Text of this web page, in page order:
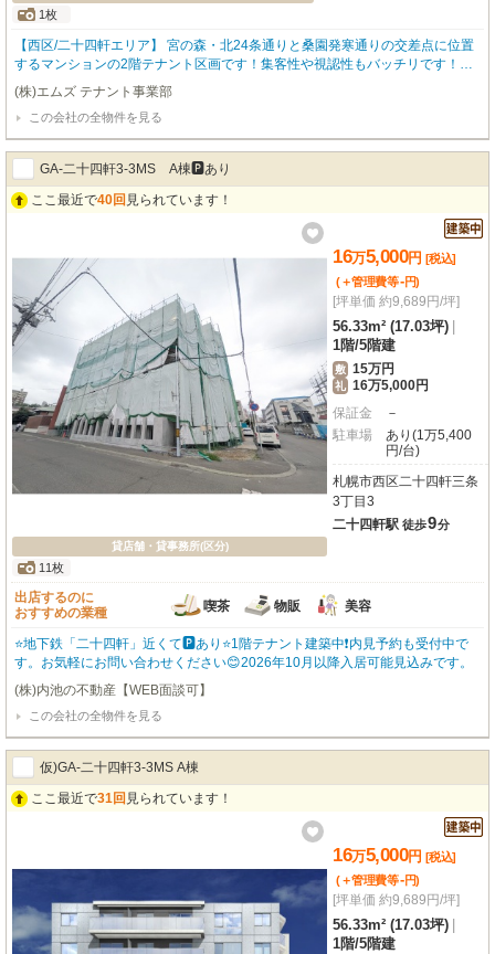
1枚
【西区/二十四軒エリア】 宮の森・北24条通りと桑園発寒通りの交差点に位置
するマンションの2階テナント区画です！集客性や視認性もバッチリです！事
務所や店舗に最適です。お気軽にお問合せ下さい！
(株)エムズ テナント事業部
この会社の全物件を見る
GA-二十四軒3-3MS A棟🅿️あり
ここ最近で40回 見られています！
貸店舗・貸事務所(区分)
11枚
16万5,000円 [税込]
(＋管理費等-円)
[坪単価 約9,689円/坪]
56.33m² (17.03坪)
1階/5階建
敷 15万円
礼 16万5,000円
保証金
－
駐車場
あり(1万5,400
円/台)
札幌市西区二十四軒三条
3丁目3
二十四軒駅 徒歩9分
出店するのに
おすすめの業種
喫茶 物販 美容
⭐地下鉄「二十四軒」近くて🅿️あり⭐1階テナント建築中❗内見予約も受付中で
す。お気軽にお問い合わせください😊2026年10月以降入居可能見込みです。
(株)内池の不動産【WEB面談可】
この会社の全物件を見る
仮)GA-二十四軒3-3MS A棟
ここ最近で31回 見られています！
16万5,000円 [税込]
(＋管理費等-円)
[坪単価 約9,689円/坪]
56.33m² (17.03坪)
1階/5階建